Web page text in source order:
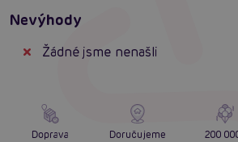
Nevýhody
Žádné jsme nenašli
Doprava
Doručujeme
200